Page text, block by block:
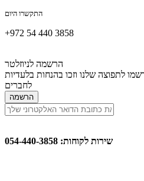
התקשרו היום
+972 54 440 3858
הרשמה לניוזלטר
לתפוצה שלנו וזכו בהנחות בלעדיות
לחברים
הרשמה
שירות לקוחות: 054-440-3858